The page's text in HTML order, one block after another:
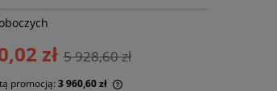
zł 5 928,60 zł
promocją:3 960,60 zł